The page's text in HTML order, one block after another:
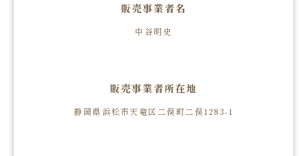
販売事業者名
中谷明史
販売事業者所在地
静岡県浜松市天竜区二俣町二俣1283-1